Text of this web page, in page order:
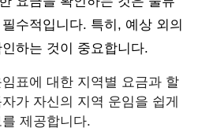
수적입니다. 특히, 예상 외의
하는 것이 중요합니다.
표에 대한 지역별 요금과 할
가 자신의 지역 운임을 쉽게
제공합니다.